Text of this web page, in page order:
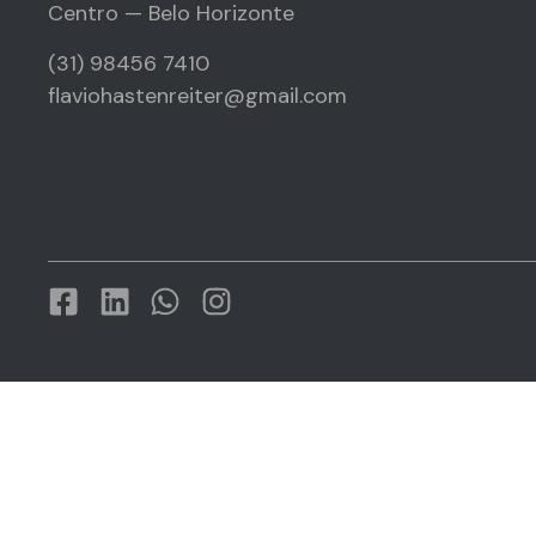
Centro — Belo Horizonte
(31) 98456 7410
flaviohastenreiter@gmail.com